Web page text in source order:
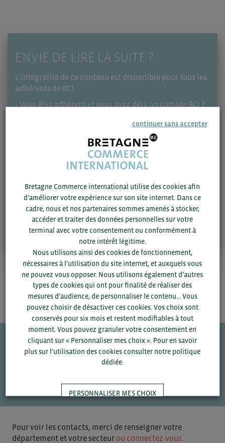
ENVIE DE LIRE LA SUITE ?
L’intégralité de ce contenu est disponible pour tous les
adhérents de BCI.
> Vous êtes adhérent et vous avez déjà un compte BCI ?
> Votre société est adhérente mais vous n’avez pas
encore créé de compte ? Inscrivez-vous avec votre
email professionnel.
> Vous souhaitez devenir adhérent BCI ? Complétez le
soumise à validation par BCI.
Se connecter S'inscrire
Avec le soutien du Crédit Agricole | Sponsor BCI 2026
Une question ?
Pour voir les contacts, merci de renseigner votre
département et votre secteur ou connectez-vous.
continuer sans accepter
Bretagne Commerce international utilise des cookies afin
d’améliorer votre expérience sur son site internet. Dans ce
cadre, nous et nos partenaires sommes amenés à stocker,
accéder et traiter des données personnelles sur votre
terminal avec votre consentement ou conformément à
notre intérêt légitime.
Nous utilisons ainsi des cookies de fonctionnement,
nécessaires à l’utilisation du site internet, et auxquels vous
ne pouvez vous opposer. Nous utilisons également d’autres
types de cookies qui ont pour finalité de réaliser des
mesures d’audience, de personnaliser le contenu... Vous
pouvez choisir de désactiver ces cookies. Vos choix sont
conservés pour six mois et restent modifiables à tout
moment. Vous pouvez granuler votre consentement en
cliquant sur « Personnaliser mes choix ». Pour en savoir
plus sur l’utilisation des cookies consulter notre politique
dédiée.
PERSONNALISER MES CHOIX
TOUT ACCEPTER